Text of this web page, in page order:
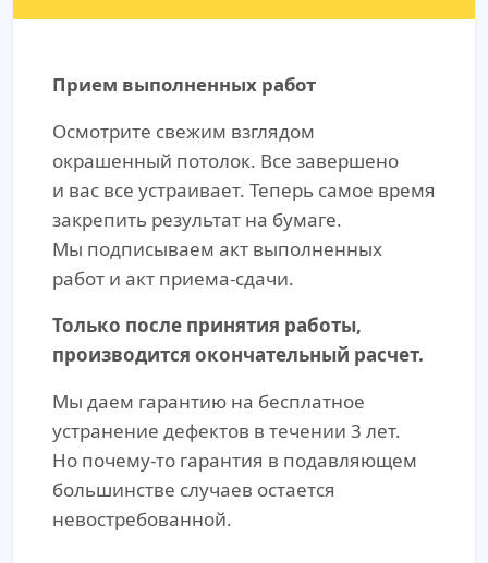
Прием выполненных работ
Осмотрите свежим взглядом
окрашенный потолок. Все завершено
и вас все устраивает. Теперь самое время
закрепить результат на бумаге.
Мы подписываем акт выполненных
работ и акт приема-сдачи.
Только после принятия работы,
производится окончательный расчет.
Мы даем гарантию на бесплатное
устранение дефектов в течении 3 лет.
Но почему-то гарантия в подавляющем
большинстве случаев остается
невостребованной.